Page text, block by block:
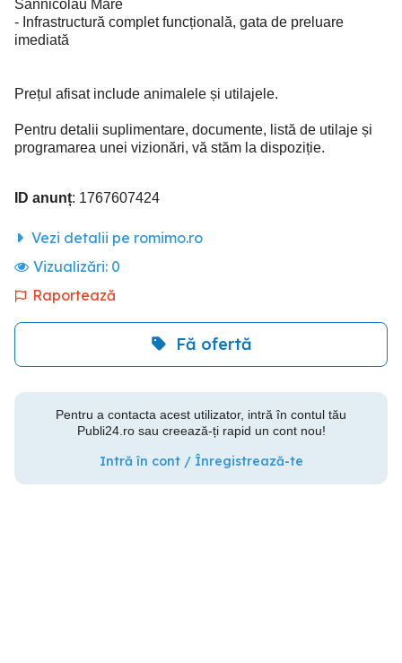
Sânnicolau Mare
- Infrastructură complet funcțională, gata de preluare
imediată
Prețul afisat include animalele și utilajele.
Pentru detalii suplimentare, documente, listă de utilaje și
programarea unei vizionări, vă stăm la dispoziție.
ID anunț: 1767607424
Vezi detalii pe romimo.ro
Vizualizări: 0
Raportează
Fă ofertă
Pentru a contacta acest utilizator, intră în contul tău
Publi24.ro sau creează-ți rapid un cont nou!
Intră în cont / Înregistrează-te